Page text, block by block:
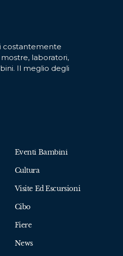
costantemente
laboratori,
Il meglio degli
Eventi Bambini
Cultura
Visite Ed Escursioni
Cibo
Fiere
News